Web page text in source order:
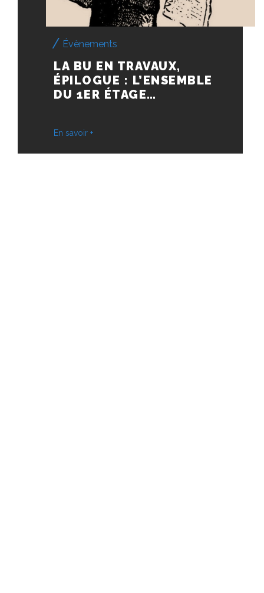
Évènements
LA BU EN TRAVAUX,
ÉPILOGUE : L’ENSEMBLE
DU 1ER ÉTAGE…
En savoir +